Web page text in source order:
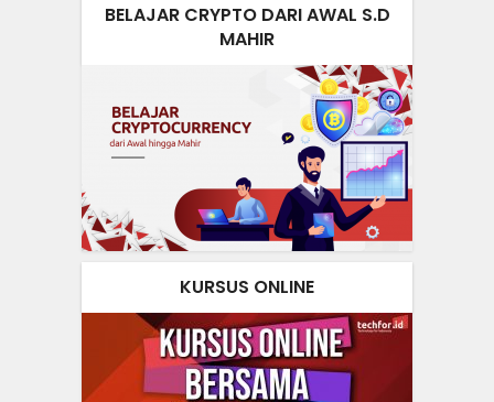
BELAJAR CRYPTO DARI AWAL S.D
MAHIR
KURSUS ONLINE